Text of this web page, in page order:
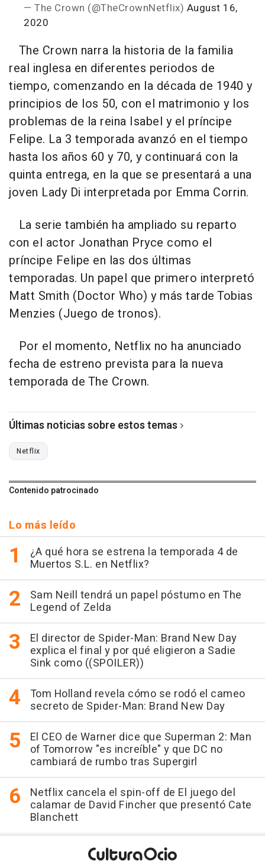
— The Crown (@TheCrownNetflix) August 16,
2020
The Crown narra la historia de la familia
real inglesa en diferentes periodos de
tiempo, comenzando en la década de 1940 y
principios de los 50, con el matrimonio y los
problemas de la reina Isabel y el príncipe
Felipe. La 3 temporada avanzó en el tiempo
hasta los años 60 y 70, y continuará con la
quinta entrega, en la que se presentará a una
joven Lady Di interpretada por Emma Corrin.
La serie también ha ampliado su reparto
con el actor Jonathan Pryce como el
príncipe Felipe en las dos últimas
temporadas. Un papel que primero interpretó
Matt Smith (Doctor Who) y más tarde Tobias
Menzies (Juego de tronos).
Por el momento, Netflix no ha anunciado
fecha de estreno prevista para la nueva
temporada de The Crown.
Últimas noticias sobre estos temas
Netflix
Contenido patrocinado
Lo más leído
¿A qué hora se estrena la temporada 4 de
Muertos S.L. en Netflix?
Sam Neill tendrá un papel póstumo en The
Legend of Zelda
El director de Spider-Man: Brand New Day
explica el final y por qué eligieron a Sadie
Sink como ((SPOILER))
Tom Holland revela cómo se rodó el cameo
secreto de Spider-Man: Brand New Day
El CEO de Warner dice que Superman 2: Man
of Tomorrow "es increíble" y que DC no
cambiará de rumbo tras Supergirl
Netflix cancela el spin-off de El juego del
calamar de David Fincher que presentó Cate
Blanchett